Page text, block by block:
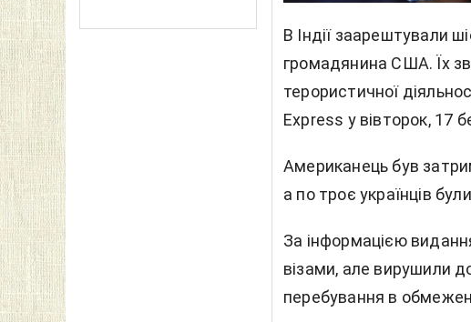
В Індії заарештували
громадянина США. Їх
терористичної
Express у вівторок, 17
Американець був
а по троє українців
За інформацією
візами, але вирушили
перебування в